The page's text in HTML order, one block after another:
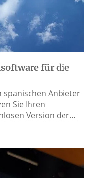
für die
spanischen Anbieter
Sie Ihren
Version der…